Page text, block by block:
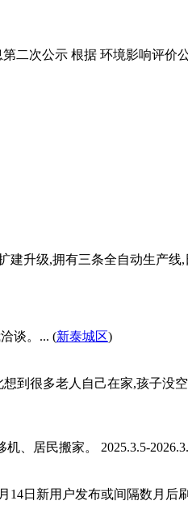
二次公示 根据 环境影响评价
升级,拥有三条全自动生产
谈。... (新泰城区)
到很多老人自己在家,孩子没
、居民搬家。 2025.3.5-
日新用户发布或间隔数月后